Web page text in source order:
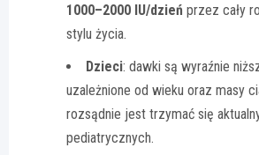
1000–2000 IU/dzień przez cały
stylu życia.
Dzieci: dawki są wyraźnie
uzależnione od wieku oraz masy
rozsądnie jest trzymać się
pediatrycznych.